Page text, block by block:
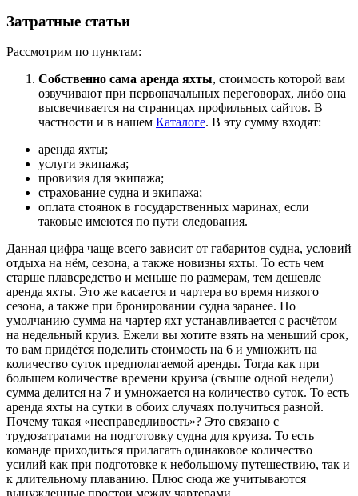
Затратные статьи
Рассмотрим по пунктам:
Собственно сама аренда яхты, стоимость которой вам
озвучивают при первоначальных переговорах, либо она
высвечивается на страницах профильных сайтов. В
частности и в нашем Каталоге. В эту сумму входят:
аренда яхты;
услуги экипажа;
провизия для экипажа;
страхование судна и экипажа;
оплата стоянок в государственных маринах, если
таковые имеются по пути следования.
Данная цифра чаще всего зависит от габаритов судна, условий
отдыха на нём, сезона, а также новизны яхты. То есть чем
старше плавсредство и меньше по размерам, тем дешевле
аренда яхты. Это же касается и чартера во время низкого
сезона, а также при бронировании судна заранее. По
умолчанию сумма на чартер яхт устанавливается с расчётом
на недельный круиз. Ежели вы хотите взять на меньший срок,
то вам придётся поделить стоимость на 6 и умножить на
количество суток предполагаемой аренды. Тогда как при
большем количестве времени круиза (свыше одной недели)
сумма делится на 7 и умножается на количество суток. То есть
аренда яхты на сутки в обоих случаях получиться разной.
Почему такая «несправедливость»? Это связано с
трудозатратами на подготовку судна для круиза. То есть
команде приходиться прилагать одинаковое количество
усилий как при подготовке к небольшому путешествию, так и
к длительному плаванию. Плюс сюда же учитываются